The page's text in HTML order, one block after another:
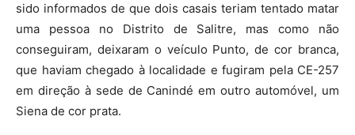
sido informados de que dois casais teriam tentado matar
uma pessoa no Distrito de Salitre, mas como não
conseguiram, deixaram o veículo Punto, de cor branca,
que haviam chegado à localidade e fugiram pela CE-257
em direção à sede de Canindé em outro automóvel, um
Siena de cor prata.